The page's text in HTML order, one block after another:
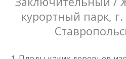
курортный парк,